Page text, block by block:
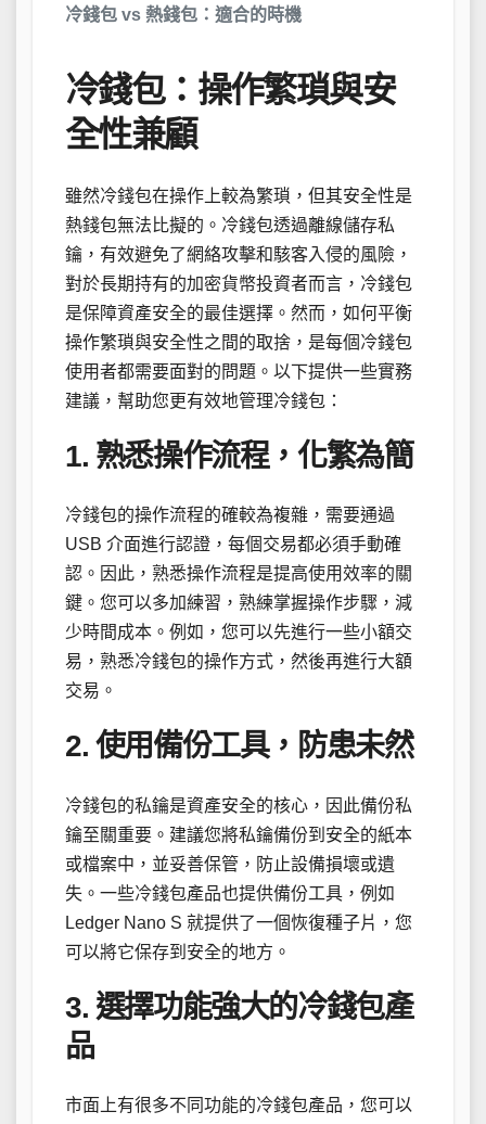
冷錢包 vs 熱錢包：適合的時機
冷錢包：操作繁瑣與安
全性兼顧
雖然冷錢包在操作上較為繁瑣，但其安全性是
熱錢包無法比擬的。冷錢包透過離線儲存私
鑰，有效避免了網絡攻擊和駭客入侵的風險，
對於長期持有的加密貨幣投資者而言，冷錢包
是保障資產安全的最佳選擇。然而，如何平衡
操作繁瑣與安全性之間的取捨，是每個冷錢包
使用者都需要面對的問題。以下提供一些實務
建議，幫助您更有效地管理冷錢包：
1. 熟悉操作流程，化繁為簡
冷錢包的操作流程的確較為複雜，需要通過
USB 介面進行認證，每個交易都必須手動確
認。因此，熟悉操作流程是提高使用效率的關
鍵。您可以多加練習，熟練掌握操作步驟，減
少時間成本。例如，您可以先進行一些小額交
易，熟悉冷錢包的操作方式，然後再進行大額
交易。
2. 使用備份工具，防患未然
冷錢包的私鑰是資產安全的核心，因此備份私
鑰至關重要。建議您將私鑰備份到安全的紙本
或檔案中，並妥善保管，防止設備損壞或遺
失。一些冷錢包產品也提供備份工具，例如
Ledger Nano S 就提供了一個恢復種子片，您
可以將它保存到安全的地方。
3. 選擇功能強大的冷錢包產
品
市面上有很多不同功能的冷錢包產品，您可以